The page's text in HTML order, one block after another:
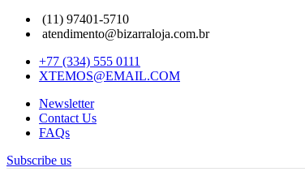
(11) 97401-5710
atendimento@bizarraloja.com.br
+77 (334) 555 0111
XTEMOS@EMAIL.COM
Newsletter
Contact Us
FAQs
Subscribe us